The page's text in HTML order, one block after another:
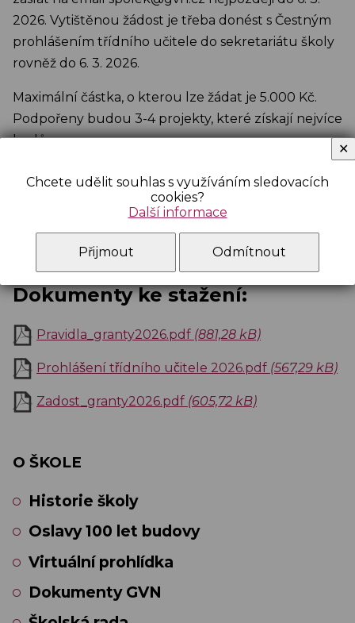
2026. Vytištěnou žádost je třeba donést s Čestným
prohlášením třídního učitele do sekretariátu školy
rovněž do 6. 3. 2026.
Maximální částka, o kterou lze žádat je 5.000 Kč.
Podpořeny budou 3-4 projekty, které získají nejvíce
bodů.
více o pravidlech grantu
Dokumenty ke stažení:
Pravidla_granty2026.pdf (881,28 kB)
Prohlášení třídního učitele 2026.pdf (567,29 kB)
Zadost_granty2026.pdf (605,72 kB)
O ŠKOLE
Historie školy
Oslavy 100 let budovy
Virtuální prohlídka
Dokumenty GVN
Chcete udělit souhlas s využíváním sledovacích
cookies?
Další informace
Přijmout Odmítnout
✕